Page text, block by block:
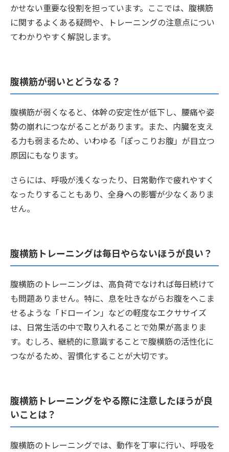
かせない重要な役割を担っています。ここでは、腹横筋
に関するよくある疑問や、トレーニングの注意点につい
てわかりやすく解説します。
腹横筋が弱いとどうなる？
腹横筋が弱くなると、体幹の安定性が低下し、腰痛や姿
勢の崩れにつながることがあります。また、内臓を支え
る力も弱まるため、いわゆる「ぽっこりお腹」が目立つ
原因にもなります。
さらには、呼吸が浅くなったり、日常動作で疲れやすく
なったりすることもあり、全身への影響が少なくありま
せん。
腹横筋トレーニングは毎日やらないほうが良い？
腹横筋のトレーニングは、高負荷でなければ毎日続けて
も問題ありません。特に、息を吐きながらお腹をへこま
せるような「ドローイン」などの軽度なエクササイズ
は、日常生活の中で取り入れることで効果が高まりま
す。むしろ、継続的に意識することで腹横筋の活性化に
つながるため、習慣化することが大切です。
腹横筋トレーニングをやる際に注意したほうが良
いことは？
腹横筋のトレーニングでは、動作を丁寧に行い、呼吸を